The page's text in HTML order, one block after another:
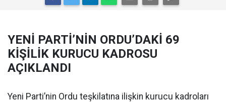
YENİ PARTİ’NİN ORDU’DAKİ 69
KİŞİLİK KURUCU KADROSU
AÇIKLANDI
Yeni Parti’nin Ordu teşkilatına ilişkin kurucu kadroları